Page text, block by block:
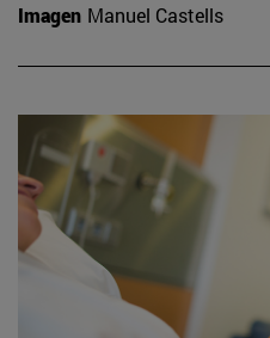
Imagen Manuel Castells